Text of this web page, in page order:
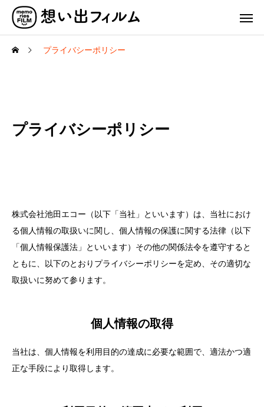
プライバシーポリシー
プライバシーポリシー
株式会社池田エコー（以下「当社」といいます）は、当社におけ
る個人情報の取扱いに関し、個人情報の保護に関する法律（以下
「個人情報保護法」といいます）その他の関係法令を遵守すると
ともに、以下のとおりプライバシーポリシーを定め、その適切な
取扱いに努めて参ります。
個人情報の取得
当社は、個人情報を利用目的の達成に必要な範囲で、適法かつ適
正な手段により取得します。